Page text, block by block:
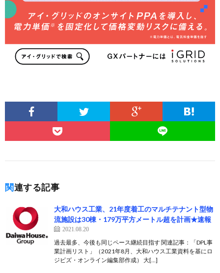
関連する記事
大和ハウス工業、21年度着工のマルチテナント型物
流施設は30棟・179万平方メートル超を計画★速報
2021.08.20
過去最多、今後も同じペース継続目指す 関連記事：「DPL事
業計画リスト」（2021年8月、大和ハウス工業資料を基にロ
ジビズ・オンライン編集部作成） 大[…]